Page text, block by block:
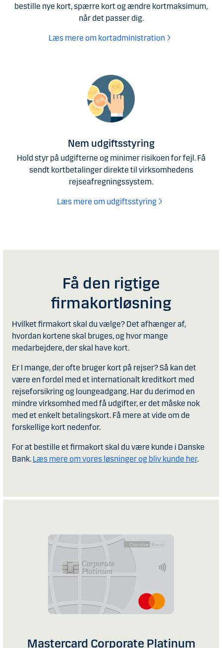
bestille nye kort, spærre kort og ændre kortmaksimum,
når det passer dig.
Læs mere om kortadministration
Nem udgiftsstyring
Hold styr på udgifterne og minimer risikoen for fejl. Få
sendt kortbetalinger direkte til virksomhedens
rejseafregningssystem.
Læs mere om udgiftsstyring
Få den rigtige
firmakortløsning
Hvilket firmakort skal du vælge? Det afhænger af,
hvordan kortene skal bruges, og hvor mange
medarbejdere, der skal have kort.
Er I mange, der ofte bruger kort på rejser? Så kan det
være en fordel med et internationalt kreditkort med
rejseforsikring og loungeadgang. Har du derimod en
mindre virksomhed med få udgifter, er det måske nok
med et enkelt betalingskort. Få mere at vide om de
forskellige kort nedenfor.
For at bestille et firmakort skal du være kunde i Danske
Bank. Læs mere om vores løsninger og bliv kunde her.
Mastercard Corporate Platinum